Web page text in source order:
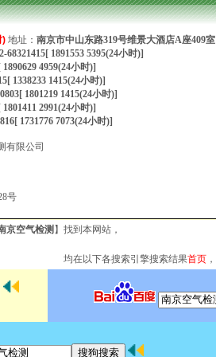
) 地址： 南京市中山东路319号维景大酒店A座409室
68321415[ 1891553 5395(24小时)]
1890629 4959(24小时)]
1338233 1415(24小时)]
1801219 1415(24小时)]
1801411 2991(24小时)]
1731776 7073(24小时)]
有限公司
号
京空气检测 】找到本网站，
均在以下各搜索引擎搜索结果首页